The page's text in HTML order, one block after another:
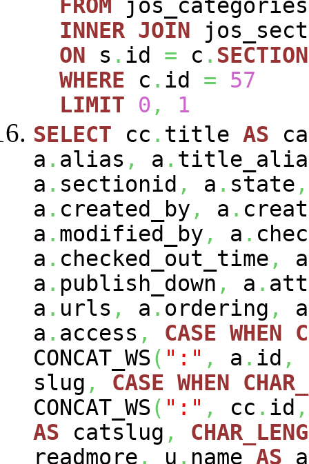
FROM
INNER JOIN
ON s . id = c . SECTION
WHERE c . id =
57
LIMIT
0 ,
1
SELECT cc . title AS
a . alias , a .
a . sectionid , a . state ,
a . created_by , a .
a . modified_by , a .
a . checked_out_time , a
a . publish_down , a .
a . urls , a . ordering , a
a . access , CASE WHEN
CONCAT_WS( ":" , a . id ,
slug , CASE WHEN
CONCAT_WS( ":" , cc . id ,
AS catslug ,
readmore , u . name AS